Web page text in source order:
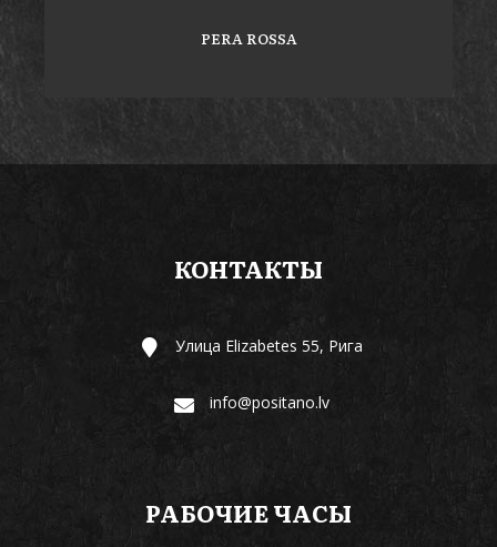
PERA ROSSA
КОНТАКТЫ
Улица Elizabetes 55, Рига
info@positano.lv
РАБОЧИЕ ЧАСЫ